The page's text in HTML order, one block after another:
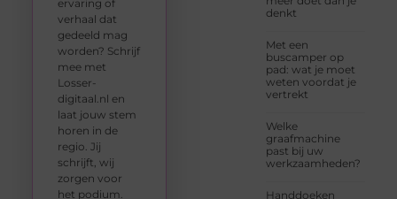
denkt
Met een
buscamper op
pad: wat je moet
weten voordat je
vertrekt
Welke
graafmachine
past bij uw
werkzaamheden?
Handdoeken
ervaring of
verhaal dat
gedeeld mag
worden? Schrijf
mee met
Losser-
digitaal.nl en
laat jouw stem
horen in de
regio. Jij
schrijft, wij
zorgen voor
het podium.